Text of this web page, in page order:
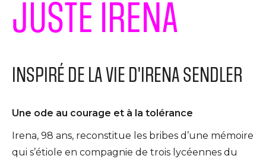
JUSTE IRENA
INSPIRÉ DE LA VIE D'IRENA SENDLER
Une ode au courage et à la tolérance
Irena, 98 ans, reconstitue les bribes d’une mémoire
qui s’étiole en compagnie de trois lycéennes du